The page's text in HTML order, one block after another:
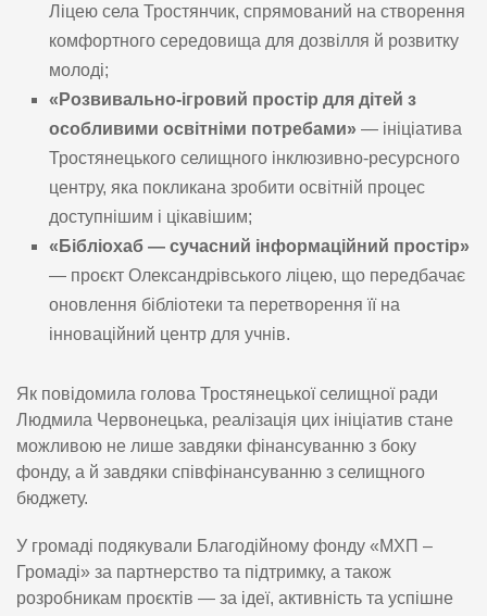
Ліцею села Тростянчик, спрямований на створення
комфортного середовища для дозвілля й розвитку
молоді;
«Розвивально-ігровий простір для дітей з
особливими освітніми потребами» — ініціатива
Тростянецького селищного інклюзивно-ресурсного
центру, яка покликана зробити освітній процес
доступнішим і цікавішим;
«Бібліохаб — сучасний інформаційний простір»
— проєкт Олександрівського ліцею, що передбачає
оновлення бібліотеки та перетворення її на
інноваційний центр для учнів.
Як повідомила голова Тростянецької селищної ради
Людмила Червонецька, реалізація цих ініціатив стане
можливою не лише завдяки фінансуванню з боку
фонду, а й завдяки співфінансуванню з селищного
бюджету.
У громаді подякували Благодійному фонду «МХП –
Громаді» за партнерство та підтримку, а також
розробникам проєктів — за ідеї, активність та успішне